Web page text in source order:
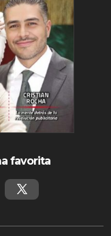
favorita